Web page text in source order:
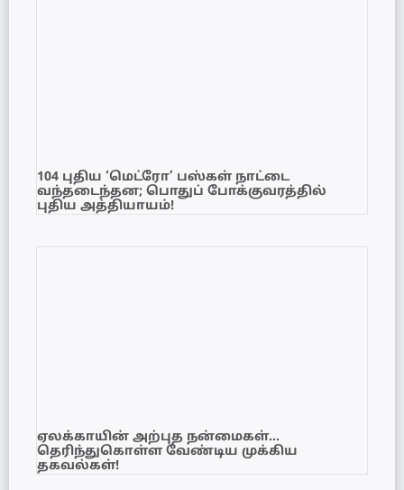
104 புதிய ‘மெட்ரோ’ பஸ்கள் நாட்டை
வந்தடைந்தன; பொதுப் போக்குவரத்தில்
புதிய அத்தியாயம்!
ஏலக்காயின் அற்புத நன்மைகள்…
தெரிந்துகொள்ள வேண்டிய முக்கிய
தகவல்கள்!